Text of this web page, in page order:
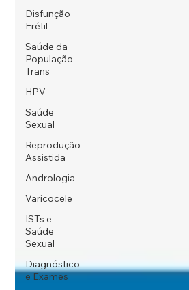
Disfunção
Erétil
Saúde da
População
Trans
HPV
Saúde
Sexual
Reprodução
Assistida
Andrologia
Varicocele
ISTs e
Saúde
Sexual
Diagnóstico
e Exames